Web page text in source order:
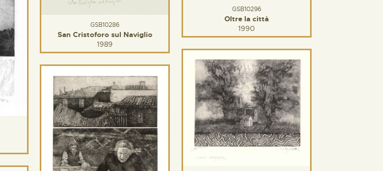
GSB10286
San Cristoforo sul Naviglio
1989
GSB10296
Oltre la città
1990